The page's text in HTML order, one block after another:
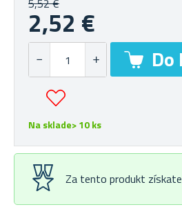
5,52 €
2,52 €
Na sklade> 10 ks
Za tento produkt získate